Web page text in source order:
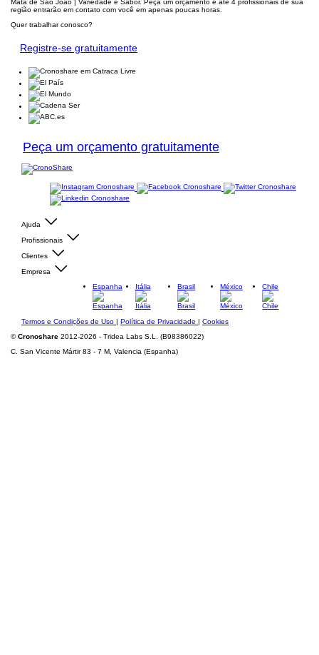
Mata de São João | Variedade e Sabor. Peça um orçamento e até 4 profissionais de sua
região entrarão em contato com você em apenas poucas horas.
Quer trabalhar conosco?
Registre-se gratuitamente
Peça um orçamento gratuitamente
Ajuda
Profissionais
Clientes
Empresa
Espanha
Itália Brasil México Chile
Termos e Condições de Uso | Política de Privacidade | Cookies
©Cronoshare 2012-2026 - Tridea Labs S.L. (B98386022)
C. San Vicente Mártir 83 - 7 M, Valencia (Espanha)